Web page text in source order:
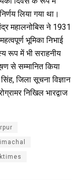
लिया गया था।
महालनोबिस ने 1931
भूमिका निभाई
रूप में भी सराहनीय
से सम्मानित किया
जिला सूचना विज्ञान
निखिल भारद्वाज